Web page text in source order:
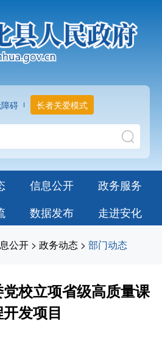
碍 长者关爱模式
信息公开
政务服务
数据发布 走进安化
公开 > 政务动态 > 部门动态
校立项省级高质量课
发项目